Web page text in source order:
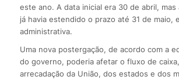
este ano. A data inicial era 30 de abril, mas
já havia estendido o prazo até 31 de maio,
administrativa.
Uma nova postergação, de acordo com a
do governo, poderia afetar o fluxo de
arrecadação da União, dos estados e dos